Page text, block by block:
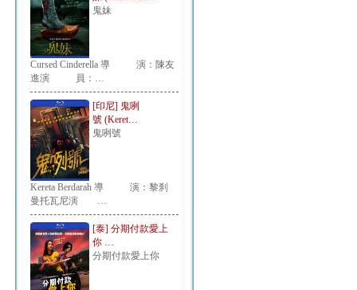
鬼妹
Cursed Cinderella 導 演：陳友
進演 員：…
[印尼] 鬼咧
號 (Keret…
鬼咧號
Kereta Berdarah 導 演：黎刹
曼托瓦尼演 …
[泰] 分期付款愛上
你 …
分期付款愛上你